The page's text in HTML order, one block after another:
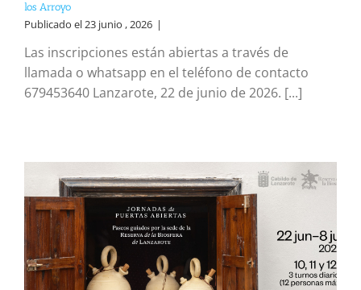
los Arroyo
Publicado el 23 junio , 2026 |
Las inscripciones están abiertas a través de
llamada o whatsapp en el teléfono de contacto
679453640 Lanzarote, 22 de junio de 2026. [...]